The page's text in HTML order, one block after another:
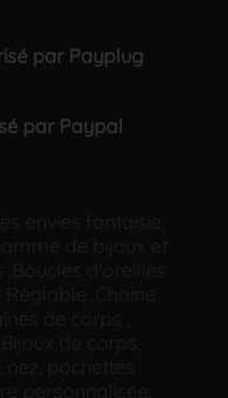
par Payplug
par Paypal